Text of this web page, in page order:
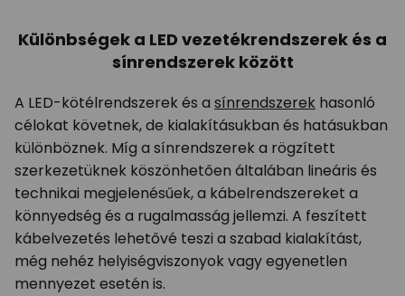
Különbségek a LED vezetékrendszerek és a
sínrendszerek között
A LED-kötélrendszerek és a sínrendszerek hasonló
célokat követnek, de kialakításukban és hatásukban
különböznek. Míg a sínrendszerek a rögzített
szerkezetüknek köszönhetően általában lineáris és
technikai megjelenésűek, a kábelrendszereket a
könnyedség és a rugalmasság jellemzi. A feszített
kábelvezetés lehetővé teszi a szabad kialakítást,
még nehéz helyiségviszonyok vagy egyenetlen
mennyezet esetén is.